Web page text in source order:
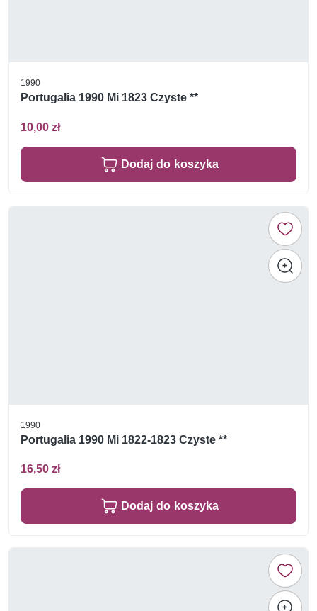
1990
Portugalia 1990 Mi 1823 Czyste **
10,00 zł
Dodaj do koszyka
1990
Portugalia 1990 Mi 1822-1823 Czyste **
16,50 zł
Dodaj do koszyka